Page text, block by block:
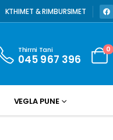
KTHIMET & RIMBURSIMET
Thirrni Tani
045 967 396
0
VEGLA PUNE